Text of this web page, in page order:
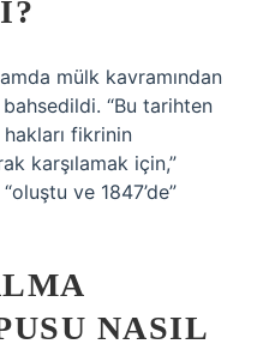
mülk kavramından
“Bu tarihten
fikrinin
karşılamak için,”
ve 1847’de”
NASIL